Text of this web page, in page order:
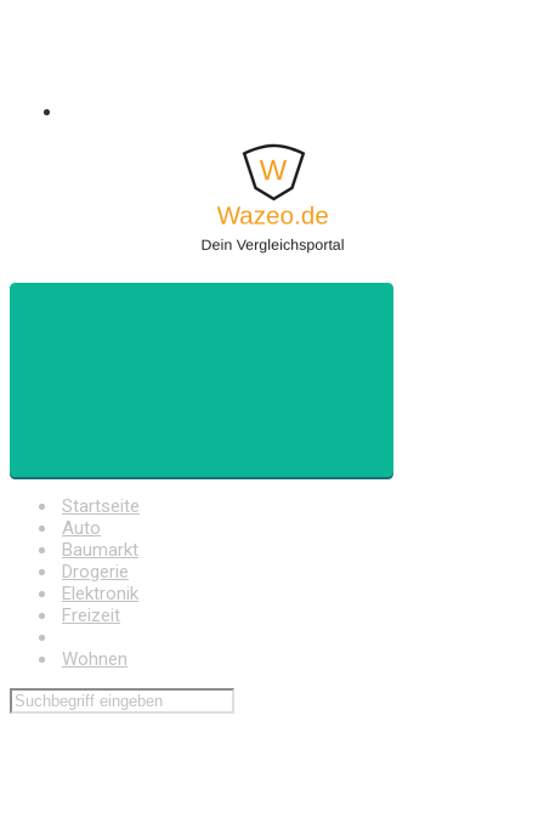
Startseite
Auto
Baumarkt
Drogerie
Elektronik
Freizeit
Wohnen